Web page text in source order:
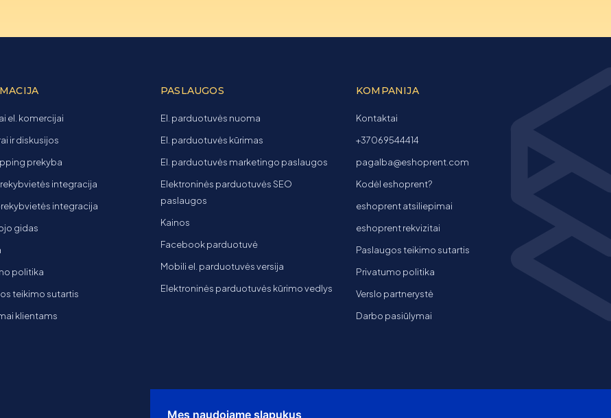
Mes naudojame slapukus
el. komercijai
ir diskusijos
prekyba
integracija
integracija
gidas
politika
teikimo sutartis
klientams
PASLAUGOS
El. parduotuvės nuoma
El. parduotuvės kūrimas
El. parduotuvės marketingo paslaugos
Elektroninės parduotuvės SEO
paslaugos
Kainos
Facebook parduotuvė
Mobili el. parduotuvės versija
Elektroninės parduotuvės kūrimo vedlys
KOMPANIJA
Kontaktai
+37069544414
pagalba@eshoprent.com
Kodėl eshoprent?
eshoprent atsiliepimai
eshoprent rekvizitai
Paslaugos teikimo sutartis
Privatumo politika
Verslo partnerystė
Darbo pasiūlymai